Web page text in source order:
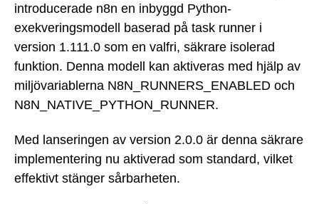
introducerade n8n en inbyggd Python-
exekveringsmodell baserad på task runner i
version 1.111.0 som en valfri, säkrare isolerad
funktion. Denna modell kan aktiveras med hjälp av
miljövariablerna N8N_RUNNERS_ENABLED och
N8N_NATIVE_PYTHON_RUNNER.
Med lanseringen av version 2.0.0 är denna säkrare
implementering nu aktiverad som standard, vilket
effektivt stänger sårbarheten.